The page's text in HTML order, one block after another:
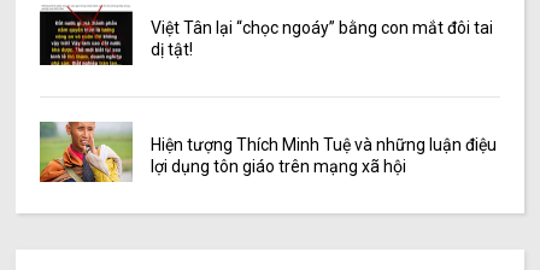
Việt Tân lại “chọc ngoáy” bằng con mắt đôi tai
dị tật!
Hiện tượng Thích Minh Tuệ và những luận điệu
lợi dụng tôn giáo trên mạng xã hội